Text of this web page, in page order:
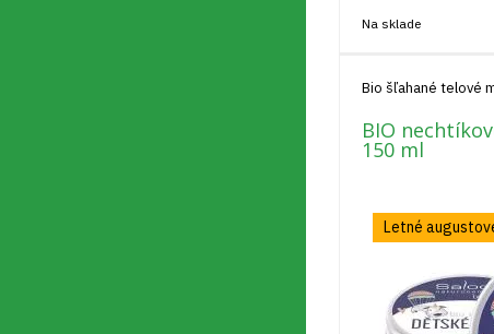
Na sklade
Bio šľahané telové
BIO
150 ml
Letné